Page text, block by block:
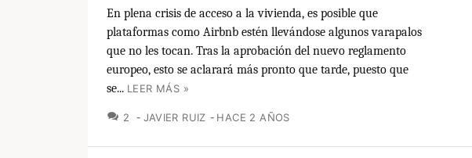
En plena crisis de acceso a la vivienda, es posible que
plataformas como Airbnb estén llevándose algunos varapalos
que no les tocan. Tras la aprobación del nuevo reglamento
europeo, esto se aclarará más pronto que tarde, puesto que
se... LEER MÁS »
2 COMENTARIOS
JAVIER RUIZ HACE 2 AÑOS